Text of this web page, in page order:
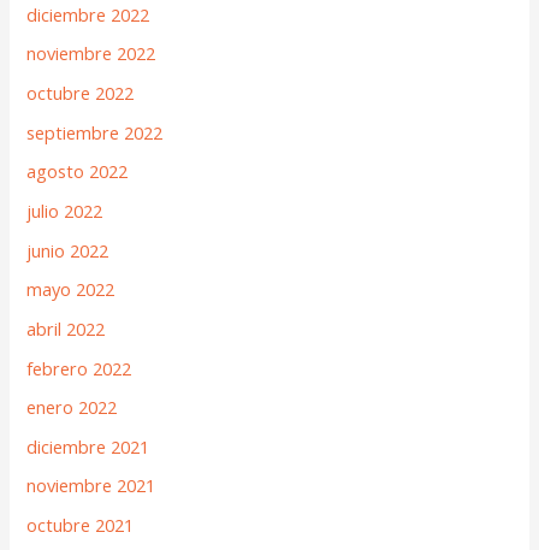
diciembre 2022
noviembre 2022
octubre 2022
septiembre 2022
agosto 2022
julio 2022
junio 2022
mayo 2022
abril 2022
febrero 2022
enero 2022
diciembre 2021
noviembre 2021
octubre 2021